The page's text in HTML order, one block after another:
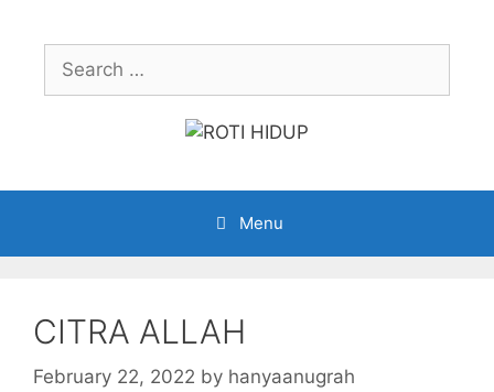
contentSearch
for:
Menu
CITRA ALLAH
February 22, 2022 by hanyaanugrah